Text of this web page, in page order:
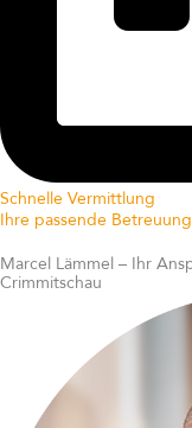
Schnelle Vermittlung
Ihre passende
Marcel Lämmel – Ihr
Crimmitschau